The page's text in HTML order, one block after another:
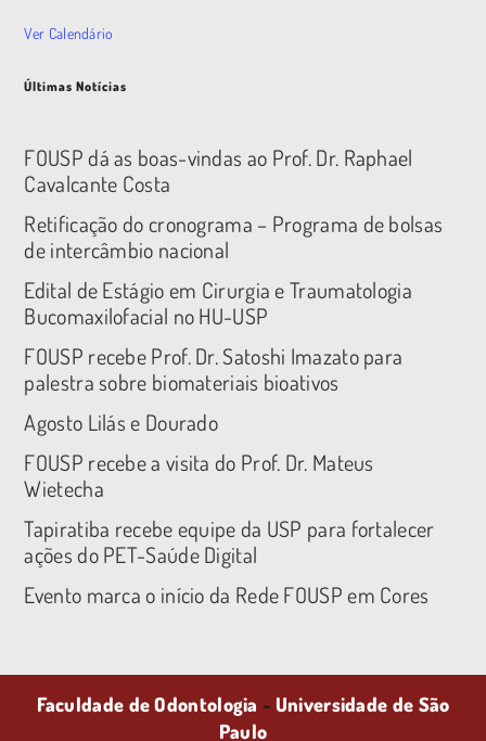
Ver Calendário
Últimas Notícias
FOUSP dá as boas-vindas ao Prof. Dr. Raphael
Cavalcante Costa
Retificação do cronograma – Programa de bolsas
de intercâmbio nacional
Edital de Estágio em Cirurgia e Traumatologia
Bucomaxilofacial no HU-USP
FOUSP recebe Prof. Dr. Satoshi Imazato para
palestra sobre biomateriais bioativos
Agosto Lilás e Dourado
FOUSP recebe a visita do Prof. Dr. Mateus
Wietecha
Tapiratiba recebe equipe da USP para fortalecer
ações do PET-Saúde Digital
Evento marca o início da Rede FOUSP em Cores
Faculdade de Odontologia - Universidade de São
Paulo